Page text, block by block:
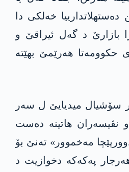
خەلکی دا
بازارێ د گەل ئیراقێ و
ھەرێمێ بهێتە
سۆشیال میدیایێ ل سەر
نڤیسەران ھاتینە دەست
مه‌خموور» تەنێ بۆ
په‌كه‌كه‌ دخوازیت د